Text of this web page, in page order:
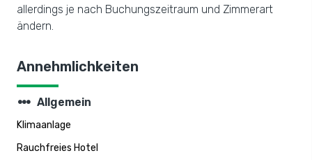
allerdings je nach Buchungszeitraum und Zimmerart
ändern.
Annehmlichkeiten
steppers Allgemein
Klimaanlage
Rauchfreies Hotel